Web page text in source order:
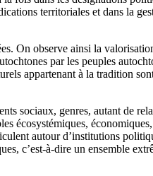
territoriales et dans la
On observe ainsi la
par les peuples
appartenant à la tradition
sociaux, genres, autant de
écosystémiques,
autour d’institutions
c’est-à-dire un ensemble